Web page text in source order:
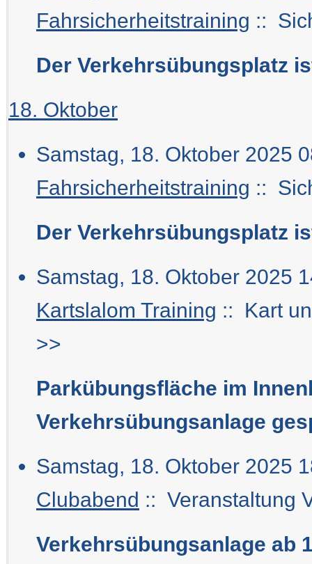
Fahrsicherheitstraining ::
Der Verkehrsübungsplatz
18. Oktober
Samstag, 18. Oktober 2025
Fahrsicherheitstraining ::
Der Verkehrsübungsplatz
Samstag, 18. Oktober 2025
Kartslalom Training :: Kart
>>
Parkübungsfläche im
Verkehrsübungsanlage
Samstag, 18. Oktober 2025
Clubabend :: Veranstaltung
Verkehrsübungsanlage ab